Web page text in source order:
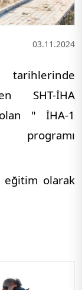
03.11.2024
SHT-İHA
" İHA-1
programı
olarak